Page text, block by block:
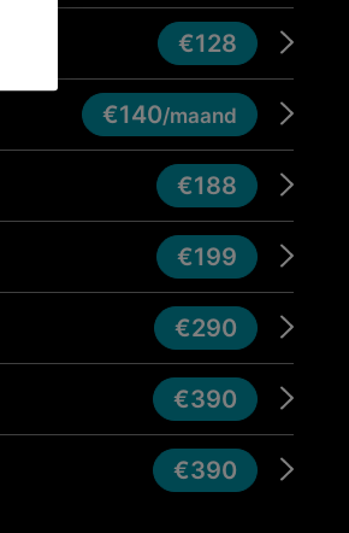
€128
€140/maand
€188
€199
€290
€390
€390